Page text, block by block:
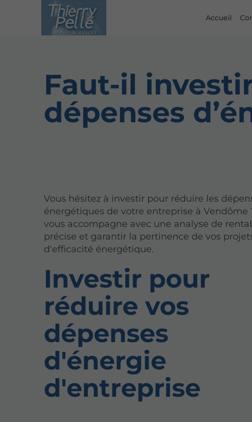
Accueil
Faut-il
dépenses
Vous hésitez à investir pour réduire les
énergétiques de votre entreprise à Vendôme
vous accompagne avec une analyse de
précise et garantir la pertinence de vos
d'efficacité énergétique.
Investir pour
réduire vos
dépenses
d'énergie
d'entreprise